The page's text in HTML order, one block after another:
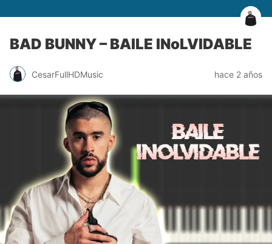
BAD BUNNY – BAILE INoLVIDABLE
CesarFullHDMusic hace 2 años